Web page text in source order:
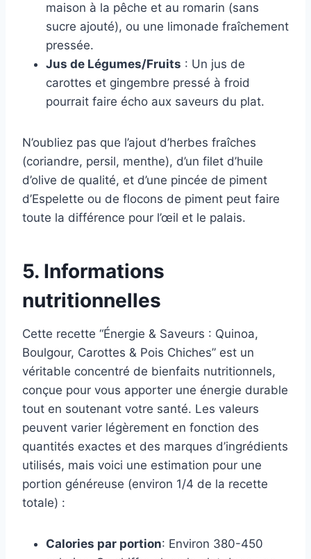
maison à la pêche et au romarin (sans
sucre ajouté), ou une limonade fraîchement
pressée.
Jus de Légumes/Fruits : Un jus de
carottes et gingembre pressé à froid
pourrait faire écho aux saveurs du plat.
N’oubliez pas que l’ajout d’herbes fraîches
(coriandre, persil, menthe), d’un filet d’huile
d’olive de qualité, et d’une pincée de piment
d’Espelette ou de flocons de piment peut faire
toute la différence pour l’œil et le palais.
5. Informations
nutritionnelles
Cette recette “Énergie & Saveurs : Quinoa,
Boulgour, Carottes & Pois Chiches” est un
véritable concentré de bienfaits nutritionnels,
conçue pour vous apporter une énergie durable
tout en soutenant votre santé. Les valeurs
peuvent varier légèrement en fonction des
quantités exactes et des marques d’ingrédients
utilisés, mais voici une estimation pour une
portion généreuse (environ 1/4 de la recette
totale) :
Calories par portion: Environ 380-450